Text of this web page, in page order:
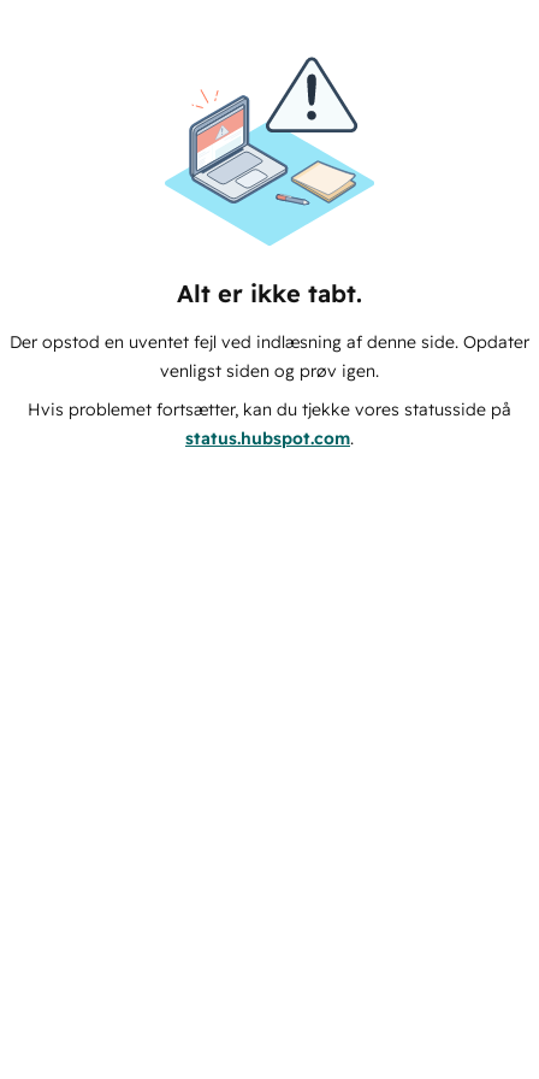
Alt er ikke tabt.
Der opstod en uventet fejl ved indlæsning af denne side. Opdater
venligst siden og prøv igen.
Hvis problemet fortsætter, kan du tjekke vores statusside på
status.hubspot.com.